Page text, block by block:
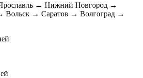
→ Нижний Новгород →
Вольск → Саратов → Волгоград →